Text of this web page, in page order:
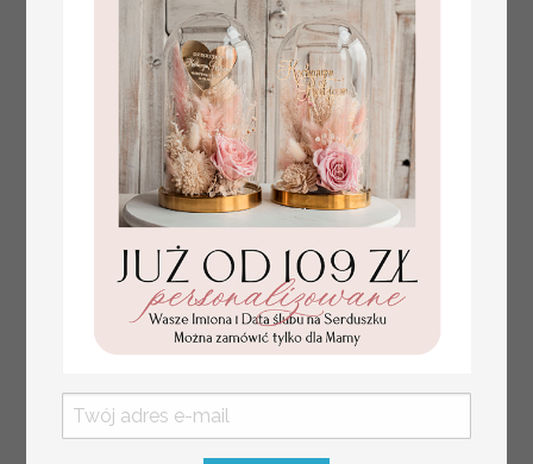
ślubne wizytówki winietki
na stół weselny, złote
lub srebrne napisy
tłoczone kwiaty na
winietkach ślubnych
Promocja:
2.4 PLN/ 3.00 PLN